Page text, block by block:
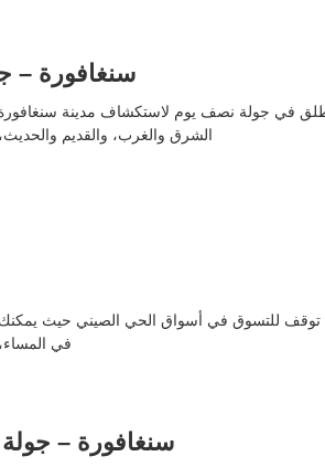
سنغافورة –
في جولة نصف يوم لاستكشاف مدينة سنغافورة،
الشرق والغرب، والقديم
توقف للتسوق في أسواق الحي الصيني حيث يمكنك
في
سنغافورة –